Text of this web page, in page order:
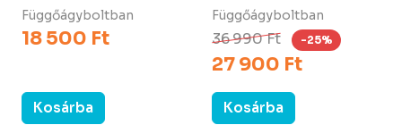
Függőágyboltban
18 500 Ft
Kosárba
Függőágyboltban
36 990 Ft -25%
27 900 Ft
Kosárba